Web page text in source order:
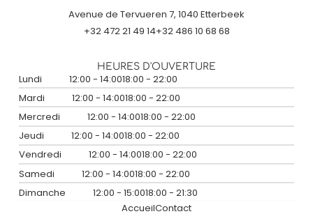
Avenue de Tervueren 7, 1040 Etterbeek
+32 472 21 49 14+32 486 10 68 68
HEURES D'OUVERTURE
Lundi 12:00 - 14:0018:00 - 22:00
Mardi
12:00 - 14:0018:00 - 22:00
Mercredi
12:00 - 14:0018:00 - 22:00
Jeudi
12:00 - 14:0018:00 - 22:00
Vendredi
12:00 - 14:0018:00 - 22:00
Samedi
12:00 - 14:0018:00 - 22:00
Dimanche
12:00 - 15:0018:00 - 21:30
AccueilContact